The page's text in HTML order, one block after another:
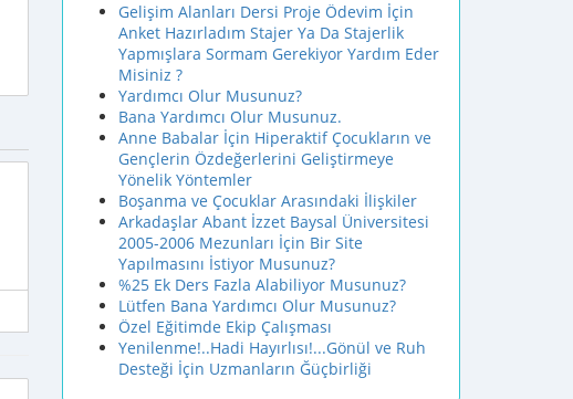
Gelişim Alanları Dersi Proje Ödevim İçin
Anket Hazırladım Stajer Ya Da Stajerlik
Yapmışlara Sormam Gerekiyor Yardım Eder
Misiniz ?
Yardımcı Olur Musunuz?
Bana Yardımcı Olur Musunuz.
Anne Babalar İçin Hiperaktif Çocukların ve
Gençlerin Özdeğerlerini Geliştirmeye
Yönelik Yöntemler
Boşanma ve Çocuklar Arasındaki İlişkiler
Arkadaşlar Abant İzzet Baysal Üniversitesi
2005-2006 Mezunları İçin Bir Site
Yapılmasını İstiyor Musunuz?
%25 Ek Ders Fazla Alabiliyor Musunuz?
Lütfen Bana Yardımcı Olur Musunuz?
Özel Eğitimde Ekip Çalışması
Yenilenme!..Hadi Hayırlısı!...Gönül ve Ruh
Desteği İçin Uzmanların Ğüçbirliği